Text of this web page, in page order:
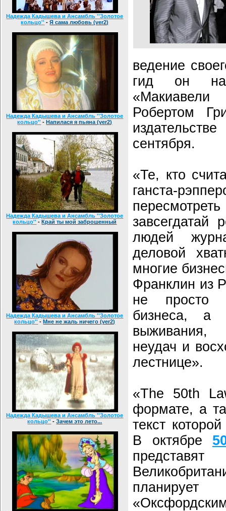
Надежда Кадышева и Ансамбль ''Золотое
кольцо'' -Я сама любовь (ver2)
Надежда Кадышева и Ансамбль ''Золотое
кольцо'' -Напилася я пьяна (ver2)
Надежда Кадышева и Ансамбль ''Золотое
кольцо'' -Край ты мой заброшенный
Надежда Кадышева и Ансамбль ''Золотое
кольцо'' -Мне не жаль ничего (ver2)
Надежда Кадышева и Ансамбль ''Золотое
кольцо'' -Зачем это лето...
ведение
гид он
Робертом
сентября.
«Те, кто
ганста-
завсегдатай
людей
деловой
многие
Франклин из
не просто
бизнеса, а
выживания,
неудач и
лестнице».
«The 50th
формате, а
текст
В октябре